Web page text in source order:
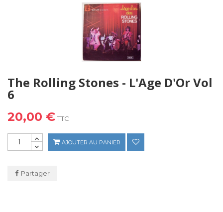
The Rolling Stones - L'Age D'Or Vol
6
20,00 € TTC
AJOUTER AU PANIER
Partager